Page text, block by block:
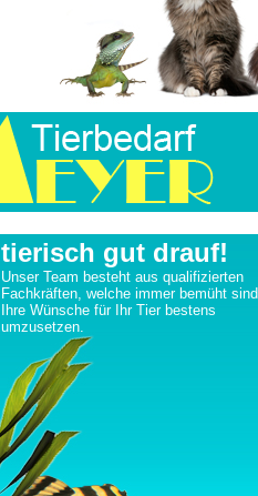
tierisch gut drauf!
Unser Team besteht aus qualifizierten
Fachkräften, welche immer bemüht sind
Ihre Wünsche für Ihr Tier bestens
umzusetzen.